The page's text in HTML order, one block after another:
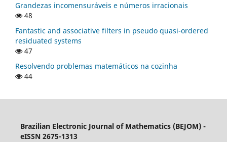
Grandezas incomensuráveis e números irracionais
48
Fantastic and associative filters in pseudo quasi-ordered
residuated systems
47
Resolvendo problemas matemáticos na cozinha
44
Brazilian Electronic Journal of Mathematics (BEJOM) -
eISSN 2675-1313